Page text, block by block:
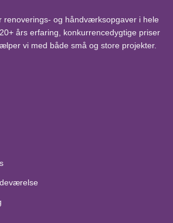
renoverings- og håndværksopgaver i hele
års erfaring, konkurrencedygtige priser
vi med både små og store projekter.